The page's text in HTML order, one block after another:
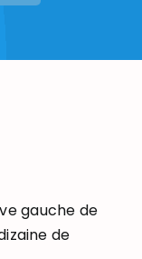
gauche de
de